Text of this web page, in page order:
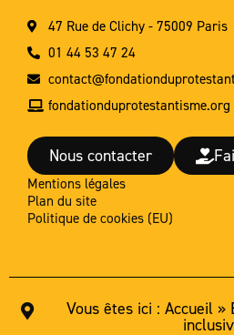
47 Rue de Clichy - 75009 Paris
01 44 53 47 24
fondationduprotestantisme.org
Nous contacter
Mentions légales
Plan du site
Politique de cookies (EU)
Vous êtes ici :Accueil »